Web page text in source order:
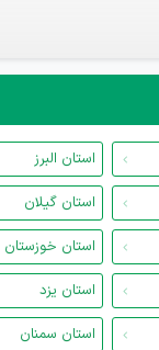
استان البرز
استان گیلان
استان خوزستان
استان یزد
استان سمنان